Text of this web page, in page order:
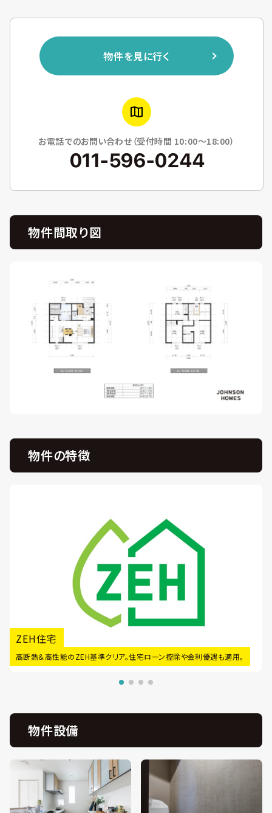
物件を見に行く
お電話でのお問い合わせ（受付時間 10:00〜18:00）
011-596-0244
物件間取り図
物件の特徴
ZEH住宅
高断熱＆高性能のZEH基準クリア。住宅ローン控除や金利優遇も適用。
物件設備